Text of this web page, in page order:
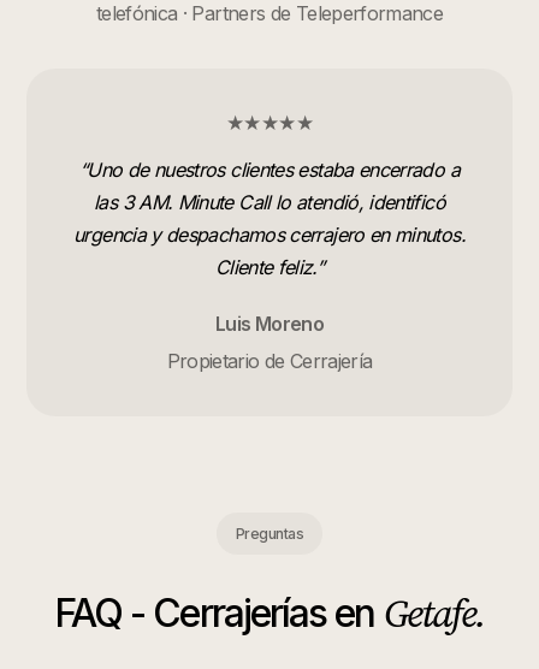
telefónica · Partners de Teleperformance
★★★★★
“Uno de nuestros clientes estaba encerrado a
las 3 AM. Minute Call lo atendió, identificó
urgencia y despachamos cerrajero en minutos.
Cliente feliz.”
Luis Moreno
Propietario de Cerrajería
Preguntas
FAQ - Cerrajeríasen Getafe.